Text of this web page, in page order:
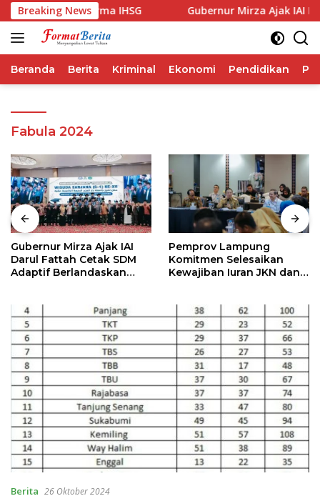
Langsung
ke
konten
Breaking News
Performa IHSG Gubernur Mirza Ajak IAI
Beranda Berita Kriminal Ekonomi Pendidikan
Fabula 2024
Gubernur Mirza Ajak IAI
Darul Fattah Cetak SDM
Adaptif Berlandaskan
Pemprov Lampung
Komitmen Selesaikan
Kewajiban Iuran JKN dan
Kesehatan
Berita 26 Oktober 2024